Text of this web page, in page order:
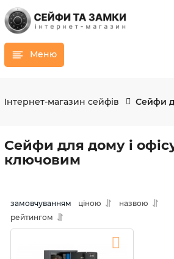
Меню
Інтернет-магазин сейфів Сейфи
Сейфи для дому і
ключовим
замовчуванням ціною
назвою
рейтингом